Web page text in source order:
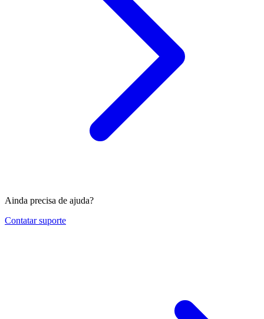
Ainda precisa de ajuda?
Contatar suporte